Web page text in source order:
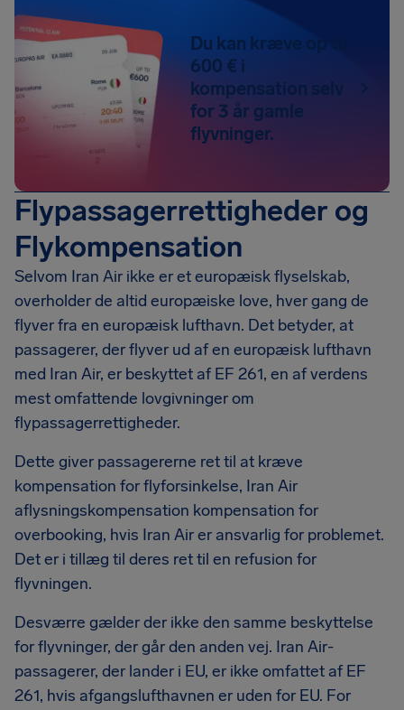
Du kan kræve op til
600 € i
kompensation selv
for 3 år gamle
flyvninger.
Flypassagerrettigheder og
Flykompensation
Selvom Iran Air ikke er et europæisk flyselskab,
overholder de altid europæiske love, hver gang de
flyver fra en europæisk lufthavn. Det betyder, at
passagerer, der flyver ud af en europæisk lufthavn
med Iran Air, er beskyttet af EF 261, en af verdens
mest omfattende lovgivninger om
flypassagerrettigheder.
Dette giver passagererne ret til at kræve
kompensation for flyforsinkelse, Iran Air
aflysningskompensation kompensation for
overbooking, hvis Iran Air er ansvarlig for problemet.
Det er i tillæg til deres ret til en refusion for
flyvningen.
Desværre gælder der ikke den samme beskyttelse
for flyvninger, der går den anden vej. Iran Air-
passagerer, der lander i EU, er ikke omfattet af EF
261, hvis afgangslufthavnen er uden for EU. For